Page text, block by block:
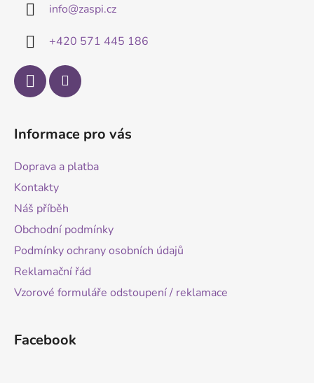
info@zaspi.cz
+420 571 445 186
Informace pro vás
Doprava a platba
Kontakty
Náš příběh
Obchodní podmínky
Podmínky ochrany osobních údajů
Reklamační řád
Vzorové formuláře odstoupení / reklamace
Facebook